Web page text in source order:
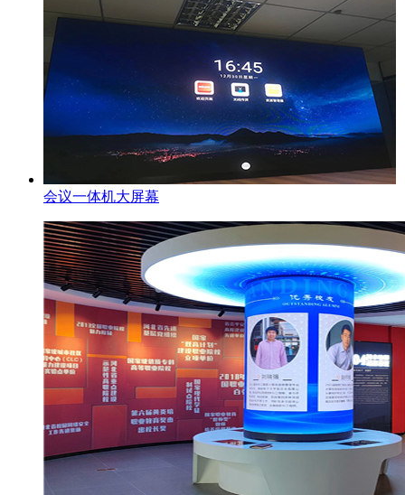
会议一体机大屏幕